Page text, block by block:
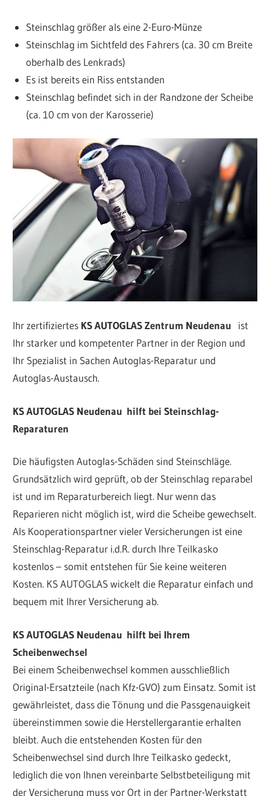
Steinschlag größer als eine 2-Euro-Münze
Steinschlag im Sichtfeld des Fahrers (ca. 30 cm Breite
oberhalb des Lenkrads)
Es ist bereits ein Riss entstanden
Steinschlag befindet sich in der Randzone der Scheibe
(ca. 10 cm von der Karosserie)
Ihr zertifiziertes KS AUTOGLAS Zentrum Neudenau ist
Ihr starker und kompetenter Partner in der Region und
Ihr Spezialist in Sachen Autoglas-Reparatur und
Autoglas-Austausch.
KS AUTOGLAS Neudenau hilft bei Steinschlag-
Reparaturen
Die häufigsten Autoglas-Schäden sind Steinschläge.
Grundsätzlich wird geprüft, ob der Steinschlag reparabel
ist und im Reparaturbereich liegt. Nur wenn das
Reparieren nicht möglich ist, wird die Scheibe gewechselt.
Als Kooperationspartner vieler Versicherungen ist eine
Steinschlag-Reparatur i.d.R. durch Ihre Teilkasko
kostenlos – somit entstehen für Sie keine weiteren
Kosten. KS AUTOGLAS wickelt die Reparatur einfach und
bequem mit Ihrer Versicherung ab.
KS AUTOGLAS Neudenau hilft bei Ihrem
Scheibenwechsel
Bei einem Scheibenwechsel kommen ausschließlich
Original-Ersatzteile (nach Kfz-GVO) zum Einsatz. Somit ist
gewährleistet, dass die Tönung und die Passgenauigkeit
übereinstimmen sowie die Herstellergarantie erhalten
bleibt. Auch die entstehenden Kosten für den
Scheibenwechsel sind durch Ihre Teilkasko gedeckt,
lediglich die von Ihnen vereinbarte Selbstbeteiligung mit
der Versicherung muss vor Ort in der Partner-Werkstatt